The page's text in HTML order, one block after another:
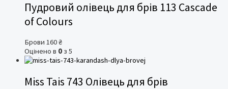
Пудровий олівець для брів 113 Cascade
of Colours
Брови 160₴
Оцінено в 0 з 5
Miss Tais 743 Олівець для брів